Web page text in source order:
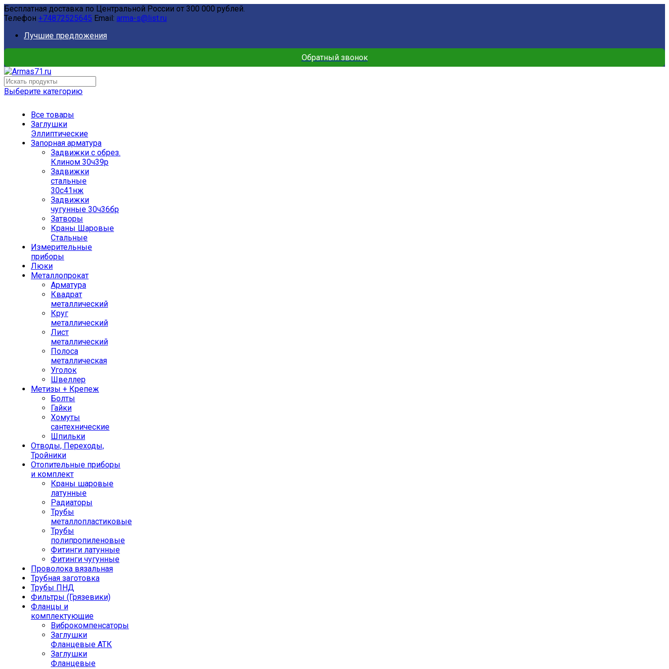
Бесплатная доставка по Центральной России от 300 000 рублей.
Телефон +74872525645 Email: arma-s@list.ru
Лучшие предложения
Обратный звонок
Выберите категорию
Все товары
Заглушки
Эллиптические
Запорная арматура
Задвижки с обрез.
Клином 30ч39р
Задвижки
стальные
30с41нж
Задвижки
чугунные 30ч36бр
Затворы
Краны Шаровые
Стальные
Измерительные
приборы
Люки
Металлопрокат
Арматура
Квадрат
металлический
Круг
металлический
Лист
металлический
Полоса
металлическая
Уголок
Швеллер
Метизы + Крепеж
Болты
Гайки
Хомуты
сантехнические
Шпильки
Отводы, Переходы,
Тройники
Отопительные приборы
и комплект
Краны шаровые
латунные
Радиаторы
Трубы
металлопластиковые
Трубы
полипропиленовые
Фитинги латунные
Фитинги чугунные
Проволока вязальная
Трубная заготовка
Трубы ПНД
Фильтры (Грязевики)
Фланцы и
комплектующие
Виброкомпенсаторы
Заглушки
Фланцевые АТК
Заглушки
Фланцевые